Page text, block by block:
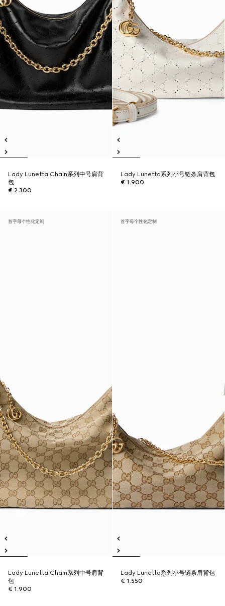
Lady Lunetta Chain系列中号肩背
包
€ 2.300
Lady Lunetta系列小号链条肩背包
€ 1.900
首字母个性化定制
Lady Lunetta Chain系列中号肩背
包
€ 1.900
首字母个性化定制
Lady Lunetta系列小号链条肩背包
€ 1.550